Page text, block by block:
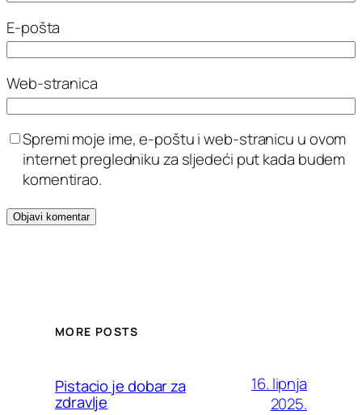
E-pošta
Web-stranica
Spremi moje ime, e-poštu i web-stranicu u ovom
internet pregledniku za sljedeći put kada budem
komentirao.
MORE POSTS
Pistacio je dobar za
zdravlje
16. lipnja
2025.